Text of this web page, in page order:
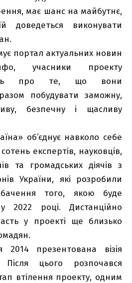
має шанс на майбутнє,
доведеться виконувати
портал актуальних новин
, учасники проекту
про те, що вони
побудувати заможну,
безпечну і щасливу
об’єднує навколо себе
експертів, науковців,
та громадських діячів з
України, які розробили
бачення того, якою буде
2022 році. Дистанційно
у проекті ще близько
2014 презентована візія
Після цього розпочався
втілення проекту, одним